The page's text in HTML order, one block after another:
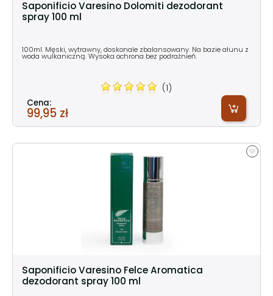
Saponificio Varesino Dolomiti dezodorant
spray 100 ml
100ml. Męski, wytrawny, doskonale zbalansowany. Na bazie ałunu z
woda wulkaniczną. Wysoka ochrona bez podrażnień.
(1)
Cena:
99,95 zł
Saponificio Varesino Felce Aromatica
dezodorant spray 100 ml